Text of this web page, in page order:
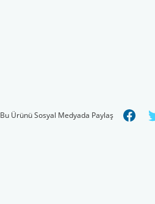
Bu Ürünü Sosyal Medyada Paylaş